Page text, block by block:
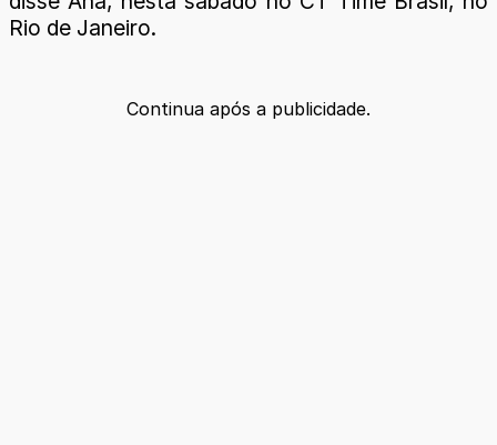
Rio de Janeiro.
Continua após a publicidade.